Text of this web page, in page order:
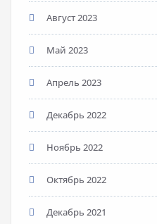
Август 2023
Май 2023
Апрель 2023
Декабрь 2022
Ноябрь 2022
Октябрь 2022
Декабрь 2021